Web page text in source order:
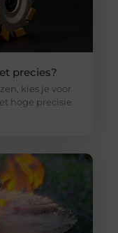
precies?
kies je voor
hoge precisie